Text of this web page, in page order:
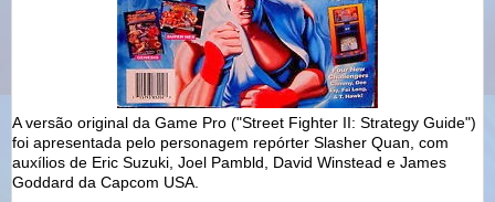
A versão original da Game Pro ("Street Fighter II: Strategy Guide")
foi apresentada pelo personagem repórter Slasher Quan, com
auxílios de Eric Suzuki, Joel Pambld, David Winstead e James
Goddard da Capcom USA.